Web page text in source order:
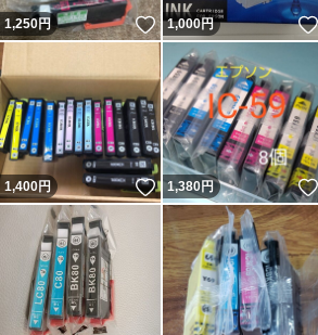
1,250円 いいね！
1,000円
1,400円 いいね！
1,380円